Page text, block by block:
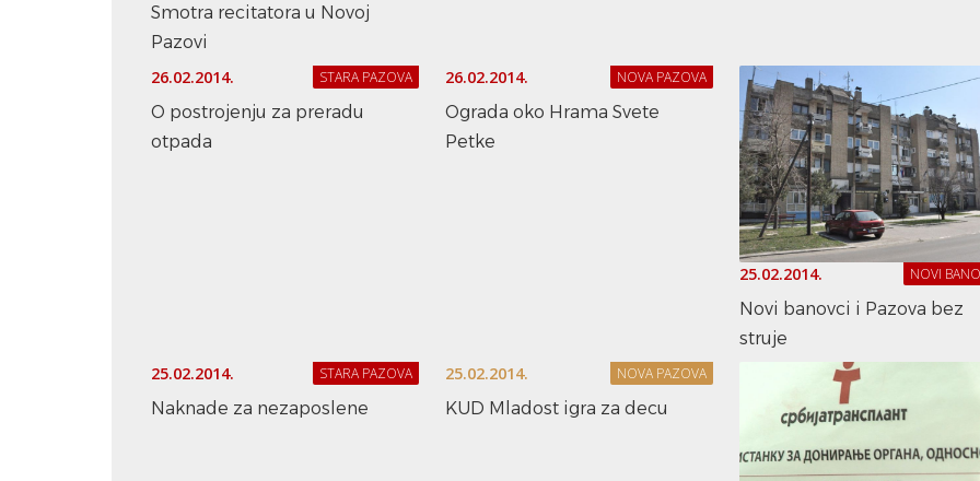
Smotra recitatora u Novoj
Pazovi
26.02.2014. STARA PAZOVA
O postrojenju za preradu
otpada
26.02.2014. NOVA PAZOVA
Ograda oko Hrama Svete
Petke
25.02.2014. NOVI
Novi banovci i Pazova bez
struje
25.02.2014.
STARA PAZOVA
Naknade za nezaposlene
25.02.2014. NOVA PAZOVA
KUD Mladost igra za decu